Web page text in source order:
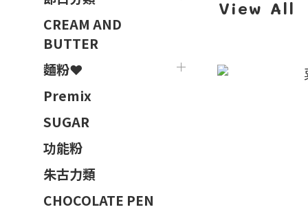
CREAM AND
BUTTER
麵粉❤️
Premix
SUGAR
功能粉
朱古力類
CHOCOLATE PEN
View All